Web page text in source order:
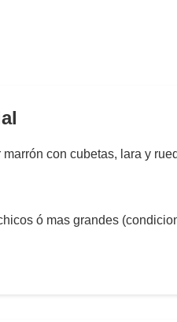
con cubetas, lara y
ó mas grandes